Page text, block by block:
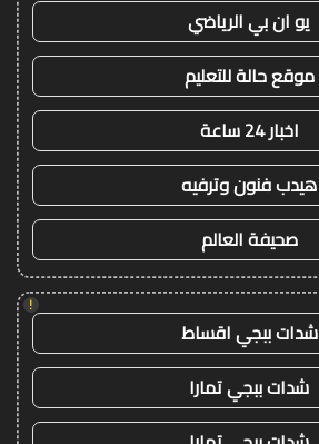
يو ان بي الرياضي
موقع حالة للتعليم
اخبار 24 ساعة
هيدب فنون وترفيه
صحيفة العالم
!
شدات ببجي اقساط
شدات ببجي تمارا